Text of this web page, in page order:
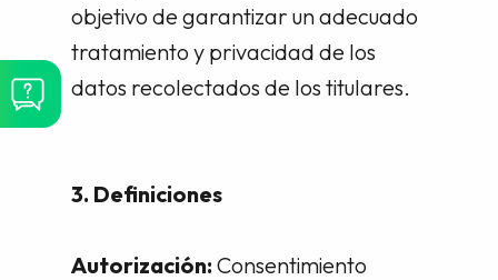
objetivo de garantizar un adecuado
tratamiento y privacidad de los
datos recolectados de los titulares.
3. Definiciones
Autorización: Consentimiento